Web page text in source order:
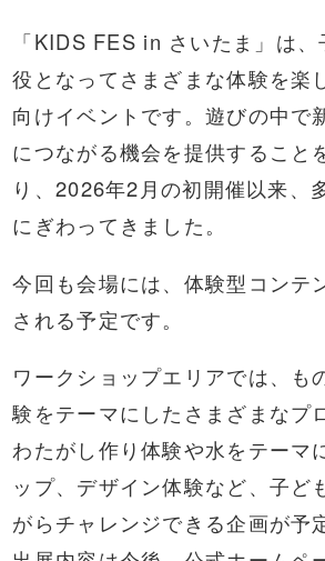
「KIDS FES in さいたま」は
役となってさまざまな体験を楽
向けイベントです。遊びの中で
につながる機会を提供すること
り、2026年2月の初開催以来、
にぎわってきました。
今回も会場には、体験型コンテ
される予定です。
ワークショップエリアでは、も
験をテーマにしたさまざまなプ
わたがし作り体験や水をテーマ
ップ、デザイン体験など、子ど
がらチャレンジできる企画が予